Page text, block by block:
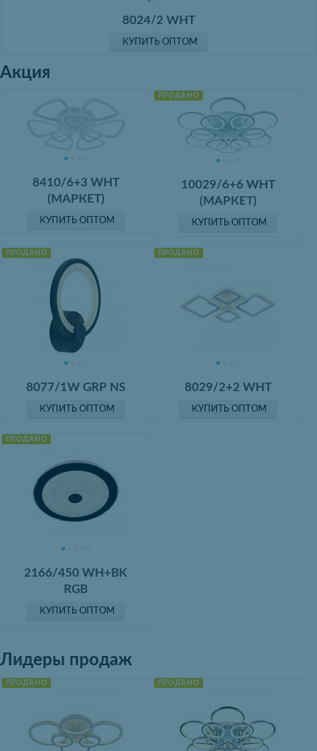
8024/2 WHT
КУПИТЬ ОПТОМ
Акция
8410/6+3 WHT
(МАРКЕТ)
КУПИТЬ ОПТОМ
ПРОДАНО
10029/6+6 WHT
(МАРКЕТ)
КУПИТЬ ОПТОМ
ПРОДАНО
8077/1W GRP NS
КУПИТЬ ОПТОМ
ПРОДАНО
8029/2+2 WHT
КУПИТЬ ОПТОМ
ПРОДАНО
2166/450 WH+BK
RGB
КУПИТЬ ОПТОМ
Лидеры продаж
ПРОДАНО ПРОДАНО